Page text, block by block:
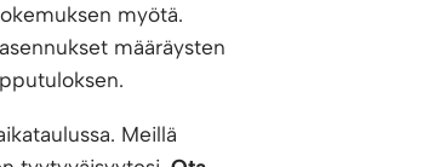
myötä.
määräysten
Meillä